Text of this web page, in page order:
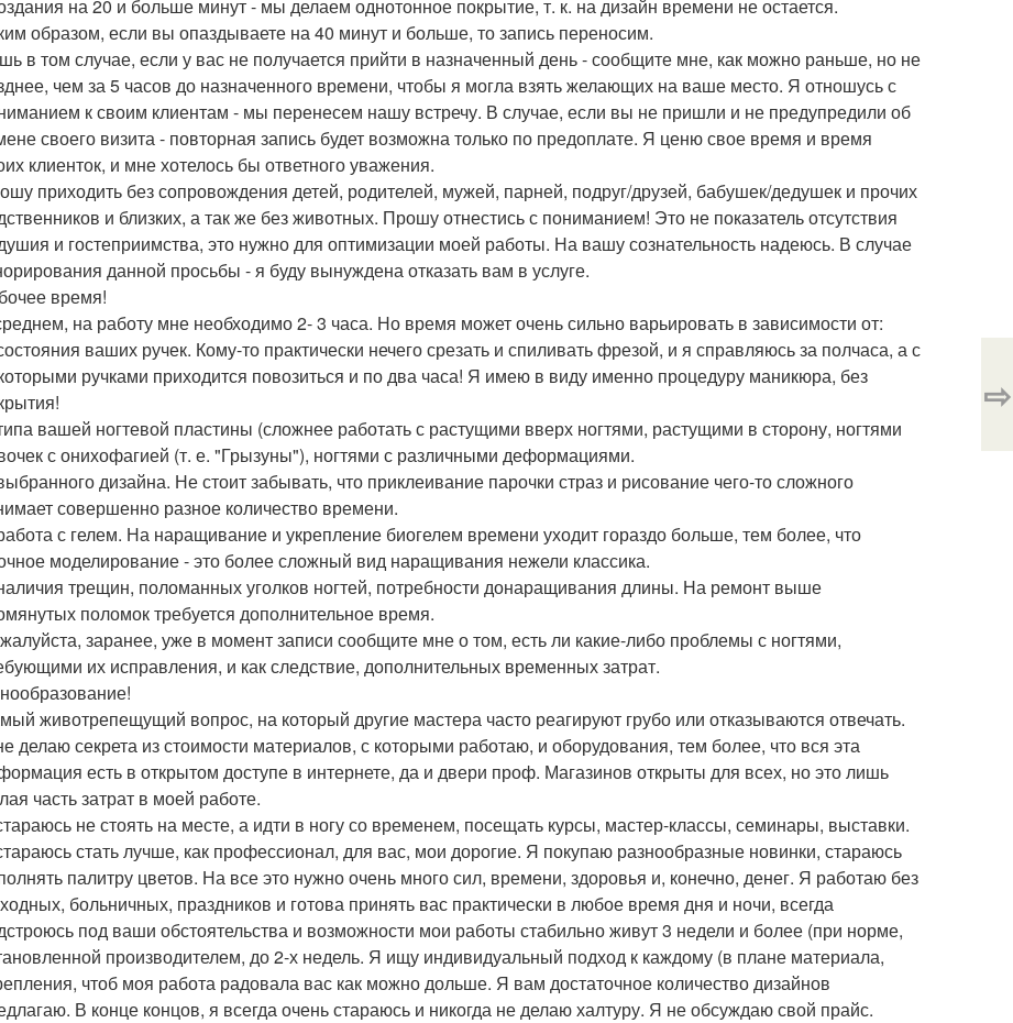
на 20 и больше минут - мы делаем однотонное покрытие, т. к. на дизайн времени не остается.
образом, если вы опаздываете на 40 минут и больше, то запись переносим.
в том случае, если у вас не получается прийти в назначенный день - сообщите мне, как можно раньше, но не
чем за 5 часов до назначенного времени, чтобы я могла взять желающих на ваше место. Я отношусь с
к своим клиентам - мы перенесем нашу встречу. В случае, если вы не пришли и не предупредили об
своего визита - повторная запись будет возможна только по предоплате. Я ценю свое время и время
клиенток, и мне хотелось бы ответного уважения.
приходить без сопровождения детей, родителей, мужей, парней, подруг/друзей, бабушек/дедушек и прочих
и близких, а так же без животных. Прошу отнестись с пониманием! Это не показатель отсутствия
и гостеприимства, это нужно для оптимизации моей работы. На вашу сознательность надеюсь. В случае
данной просьбы - я буду вынуждена отказать вам в услуге.
время!
на работу мне необходимо 2- 3 часа. Но время может очень сильно варьировать в зависимости от:
ваших ручек. Кому-то практически нечего срезать и спиливать фрезой, и я справляюсь за полчаса, а с
ручками приходится повозиться и по два часа! Я имею в виду именно процедуру маникюра, без
вашей ногтевой пластины (сложнее работать с растущими вверх ногтями, растущими в сторону, ногтями
с онихофагией (т. е. "Грызуны"), ногтями с различными деформациями.
дизайна. Не стоит забывать, что приклеивание парочки страз и рисование чего-то сложного
совершенно разное количество времени.
с гелем. На наращивание и укрепление биогелем времени уходит гораздо больше, тем более, что
моделирование - это более сложный вид наращивания нежели классика.
трещин, поломанных уголков ногтей, потребности донаращивания длины. На ремонт выше
поломок требуется дополнительное время.
заранее, уже в момент записи сообщите мне о том, есть ли какие-либо проблемы с ногтями,
их исправления, и как следствие, дополнительных временных затрат.
животрепещущий вопрос, на который другие мастера часто реагируют грубо или отказываются отвечать.
делаю секрета из стоимости материалов, с которыми работаю, и оборудования, тем более, что вся эта
есть в открытом доступе в интернете, да и двери проф. Магазинов открыты для всех, но это лишь
часть затрат в моей работе.
не стоять на месте, а идти в ногу со временем, посещать курсы, мастер-классы, семинары, выставки.
стать лучше, как профессионал, для вас, мои дорогие. Я покупаю разнообразные новинки, стараюсь
палитру цветов. На все это нужно очень много сил, времени, здоровья и, конечно, денег. Я работаю без
больничных, праздников и готова принять вас практически в любое время дня и ночи, всегда
под ваши обстоятельства и возможности мои работы стабильно живут 3 недели и более (при норме,
производителем, до 2-х недель. Я ищу индивидуальный подход к каждому (в плане материала,
чтоб моя работа радовала вас как можно дольше. Я вам достаточное количество дизайнов
В конце концов, я всегда очень стараюсь и никогда не делаю халтуру. Я не обсуждаю свой прайс.
⇨